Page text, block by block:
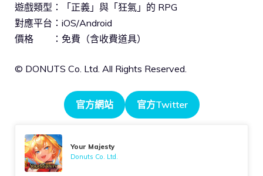
遊戲類型：「正義」與「狂氣」的 RPG
對應平台：iOS/Android
價格 ：免費（含收費道具）
© DONUTS Co. Ltd. All Rights Reserved.
官方網站 官方Twitter
Your Majesty
Donuts Co. Ltd.